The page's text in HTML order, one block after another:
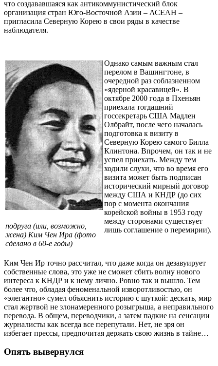
что создававшаяся как антикоммунистический блок
организация стран Юго-Восточной Азии – АСЕАН –
пригласила Северную Корею в свои ряды в качестве
наблюдателя.
подруга (или, возможно,
жена) Ким Чен Ира (фото
сделано в 60-е годы)
Однако самым важным стал
перелом в Вашингтоне, в
очередной раз соблазненном
«ядерной красавицей». В
октябре 2000 года в Пхеньян
приехала тогдашний
госсекретарь США Мадлен
Олбрайт, после чего началась
подготовка к визиту в
Северную Корею самого Билла
Клинтона. Впрочем, он так и не
успел приехать. Между тем
ходили слухи, что во время его
визита может быть подписан
исторический мирный договор
между США и КНДР (до сих
пор с момента окончания
корейской войны в 1953 году
между сторонами существует
лишь соглашение о перемирии).
Ким Чен Ир точно рассчитал, что даже когда он дезавуирует
собственные слова, это уже не сможет сбить волну нового
интереса к КНДР и к нему лично. Ровно так и вышло. Тем
более что, обладая феноменальной изворотливостью, он
«элегантно» сумел объяснить историю с шуткой: дескать, мир
стал жертвой не злонамеренного розыгрыша, а неправильного
перевода. В общем, переводчики, а затем падкие на сенсации
журналисты как всегда все перепутали. Нет, не зря он
избегает прессы, предпочитая держать свою жизнь в тайне…
Опять вывернулся